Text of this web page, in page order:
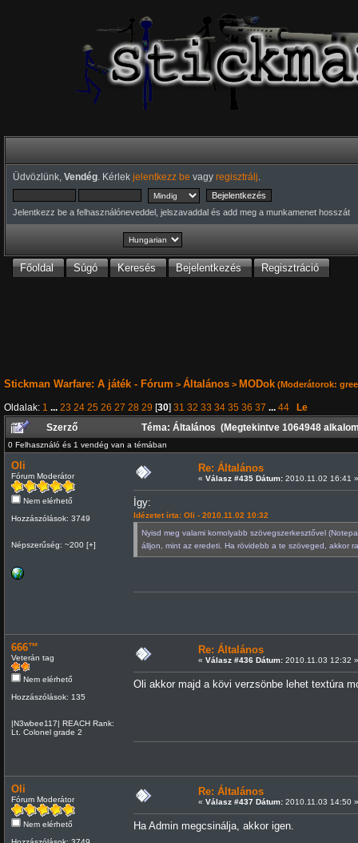
Üdvözlünk, Vendég. Kérlek jelentkezz be vagy regisztrálj
Jelentkezz be a felhasználóneveddel, jelszavaddal és add meg a munkamenet hosszát
Főoldal Súgó Keresés Bejelentkezés Regisztráció
Stickman Warfare: A játék - Fórum > Általános> MODok(Moderátorok:
Oldalak: 1 ... 23 24 25 26 27 28 29 [30] 31 32 33 34 35 36 37 ... 44
Le
Szerző
Téma: Általános (Megtekintve 1064948
0 Felhasználó és 1 vendég van a témában
Oli
Fórum Moderátor
Nem elérhető
Hozzászólások: 3749
Népszerűség: ~200 [+]
Re: Általános
« Válasz #435 Dátum:2010.11.02 16:41 »
Így:
Idézetet írta: Oli - 2010.11.02 10:32
Nyisd meg valami komolyabb szövegszerkesztővel
álljon, mint az eredeti. Ha rövidebb a te szöveged, akkor
666™
Veterán tag
Nem elérhető
Hozzászólások: 135
|N3wbee117| REACH Rank:
Lt. Colonel grade 2
Re: Általános
« Válasz #436 Dátum:2010.11.03 12:32 »
Oli akkor majd a kövi verzsönbe lehet textúra
Oli
Fórum Moderátor
Nem elérhető
Re: Általános
« Válasz #437 Dátum:2010.11.03 14:50 »
Ha Admin megcsinálja, akkor igen.